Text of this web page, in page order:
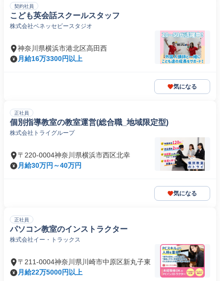
契約社員
こども英会話スクールスタッフ
株式会社ベネッセビースタジオ
神奈川県横浜市港北区高田西
月給16万3300円以上
気になる
正社員
個別指導教室の教室運営(総合職_地域限定型)
株式会社トライグループ
〒220-0004神奈川県横浜市西区北幸
月給30万円～40万円
気になる
正社員
パソコン教室のインストラクター
株式会社イー・トラックス
〒211-0004神奈川県川崎市中原区新丸子東
月給22万5000円以上